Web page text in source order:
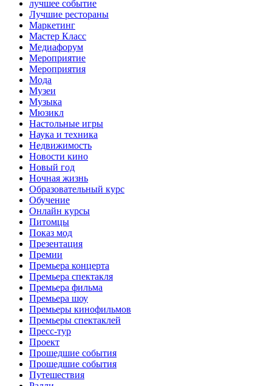
лучшее событие
Лучшие рестораны
Маркетинг
Мастер Класс
Медиафорум
Мероприятие
Мероприятия
Мода
Музеи
Музыка
Мюзикл
Настольные игры
Наука и техника
Недвижимость
Новости кино
Новый год
Ночная жизнь
Образовательный курс
Обучение
Онлайн курсы
Питомцы
Показ мод
Презентация
Премии
Премьера концерта
Премьера спектакля
Премьера фильма
Премьера шоу
Премьеры кинофильмов
Премьеры спектаклей
Пресс-тур
Проект
Прошедшие события
Прошедшие события
Путешествия